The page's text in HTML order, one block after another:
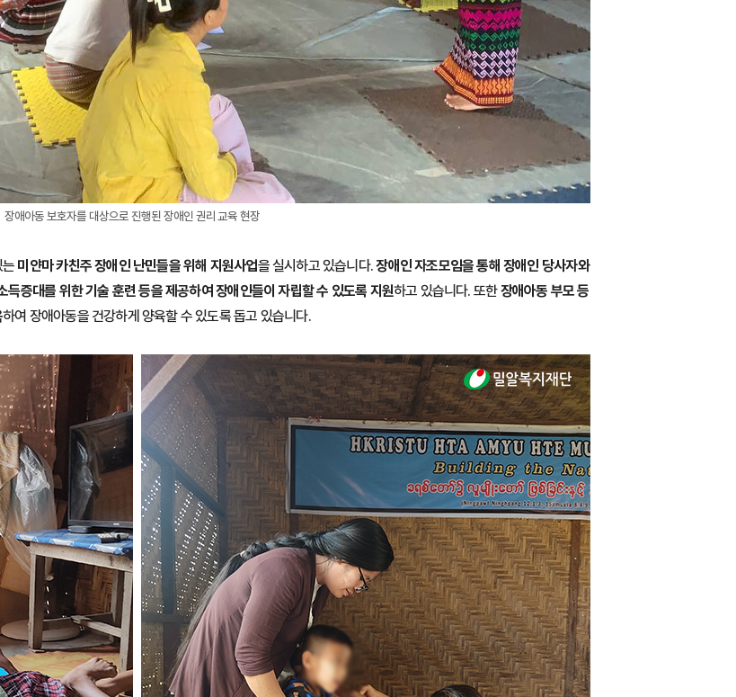
장애아동 보호자를 대상으로 진행된 장애인 권리 교육 현장
미얀마 카친주 장애인 난민들을 위해 지원사업을 실시하고 있습니다.장애인 자조모임을 통해 장애인 당사자와
득증대를 위한 기술 훈련 등을 제공하여 장애인들이 자립할 수 있도록 지원하고 있습니다. 또한장애아동 부모 등
하여 장애아동을 건강하게 양육할 수 있도록 돕고 있습니다.